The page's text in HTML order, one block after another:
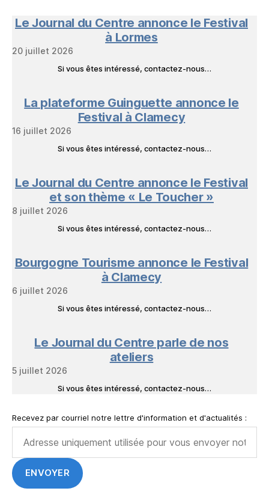
Livres
Le Journal du Centre annonce le Festival
à Lormes
20 juillet 2026
Si vous êtes intéressé, contactez-nous…
La plateforme Guinguette annonce le
Festival à Clamecy
16 juillet 2026
Si vous êtes intéressé, contactez-nous…
Le Journal du Centre annonce le Festival
et son thème « Le Toucher »
8 juillet 2026
Si vous êtes intéressé, contactez-nous…
Bourgogne Tourisme annonce le Festival
à Clamecy
6 juillet 2026
Si vous êtes intéressé, contactez-nous…
Le Journal du Centre parle de nos
ateliers
5 juillet 2026
Si vous êtes intéressé, contactez-nous…
Recevez par courriel notre lettre d'information et d'actualités :